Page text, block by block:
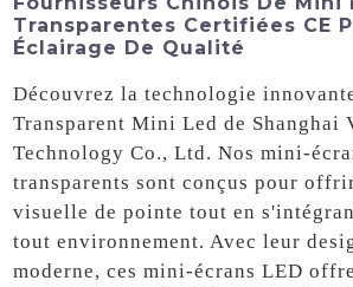
Transparentes Certifiées CE
Éclairage De Qualité
Découvrez la technologie
Transparent Mini Led de
Technology Co., Ltd. Nos mini-
transparents sont conçus pour
visuelle de pointe tout en
tout environnement. Avec leur
moderne, ces mini-écrans LED